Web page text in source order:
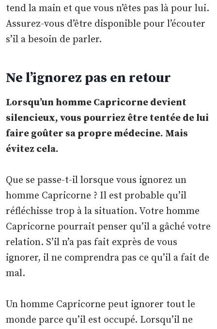
tend la main et que vous n’êtes pas là pour lui.
Assurez-vous d’être disponible pour l’écouter
s’il a besoin de parler.
Ne l’ignorez pas en retour
Lorsqu’un homme Capricorne devient
silencieux, vous pourriez être tentée de lui
faire goûter sa propre médecine. Mais
évitez cela.
Que se passe-t-il lorsque vous ignorez un
homme Capricorne ? Il est probable qu’il
réfléchisse trop à la situation. Votre homme
Capricorne pourrait penser qu’il a gâché votre
relation. S’il n’a pas fait exprès de vous
ignorer, il ne comprendra pas ce qu’il a fait de
mal.
Un homme Capricorne peut ignorer tout le
monde parce qu’il est occupé. Lorsqu’il ne